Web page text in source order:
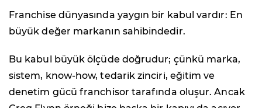
Franchise dünyasında yaygın bir kabul vardır: En
büyük değer markanın sahibindedir.
Bu kabul büyük ölçüde doğrudur; çünkü marka,
sistem, know-how, tedarik zinciri, eğitim ve
denetim gücü franchisor tarafında oluşur. Ancak